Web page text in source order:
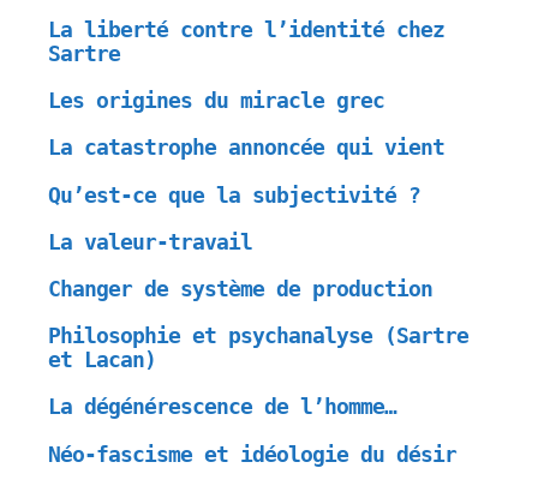
La liberté contre l’identité chez
Sartre
Les origines du miracle grec
La catastrophe annoncée qui vient
Qu’est-ce que la subjectivité ?
La valeur-travail
Changer de système de production
Philosophie et psychanalyse (Sartre
et Lacan)
La dégénérescence de l’homme…
Néo-fascisme et idéologie du désir